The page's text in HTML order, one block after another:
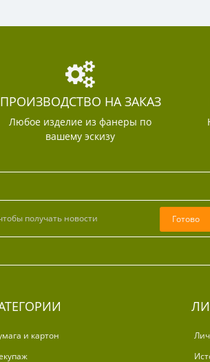
ПРОИЗВОДСТВО НА ЗАКАЗ
Любое изделие из фанеры по
вашему эскизу
Готово
и картон